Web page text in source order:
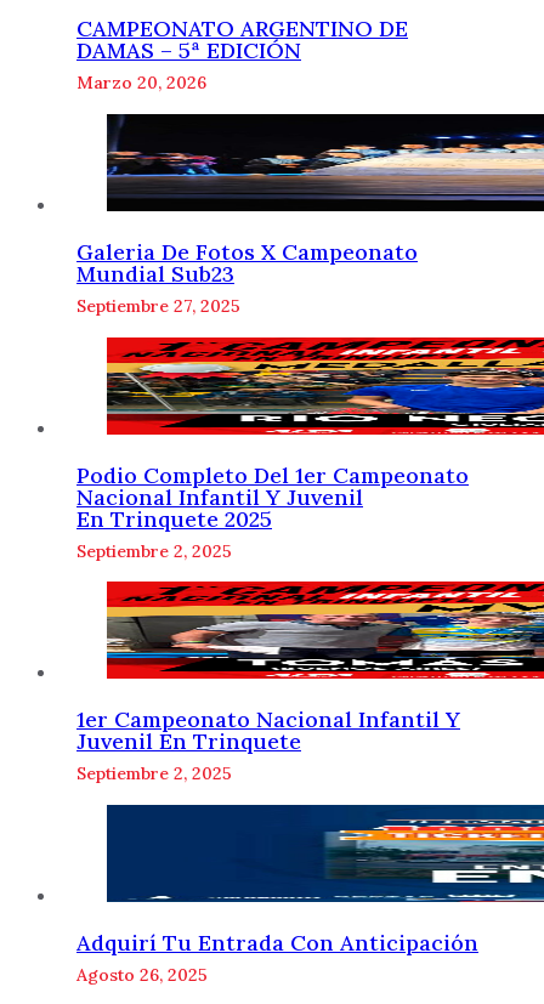
CAMPEONATO ARGENTINO DE
DAMAS – 5ª EDICIÓN
Marzo 20, 2026
Galeria De Fotos X Campeonato
Mundial Sub23
Septiembre 27, 2025
Podio Completo Del 1er Campeonato
Nacional Infantil Y Juvenil
En Trinquete 2025
Septiembre 2, 2025
1er Campeonato Nacional Infantil Y
Juvenil En Trinquete
Septiembre 2, 2025
Adquirí Tu Entrada Con Anticipación
Agosto 26, 2025